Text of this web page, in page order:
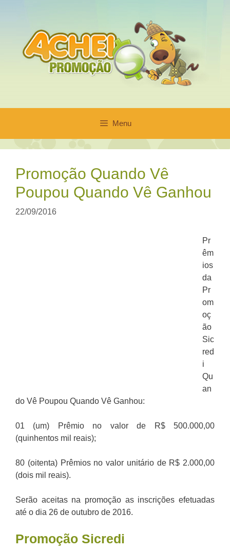
conteúdo
Menu
Promoção Quando Vê
Poupou Quando Vê Ganhou
22/09/2016
Pr
êm
ios
da
Pr
om
oç
ão
Sic
red
i
Qu
an
do Vê Poupou Quando Vê Ganhou:
01 (um) Prêmio no valor de R$ 500.000,00
(quinhentos mil reais);
80 (oitenta) Prêmios no valor unitário de R$ 2.000,00
(dois mil reais).
Serão aceitas na promoção as inscrições efetuadas
até o dia 26 de outubro de 2016.
Promoção Sicredi